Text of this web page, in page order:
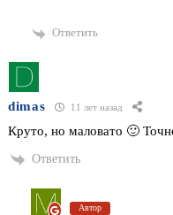
Ответить
dimas 11 лет назад
Круто, но маловато 🙂
Ответить
Автор